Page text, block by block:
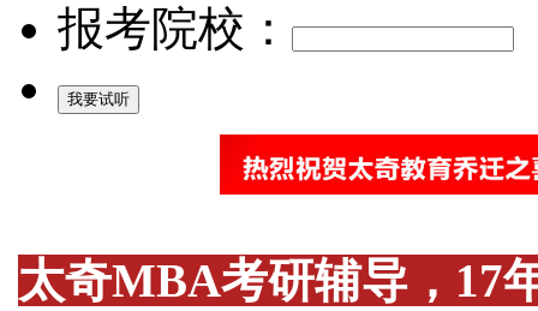
报考院校：
太奇MBA考研辅导，17